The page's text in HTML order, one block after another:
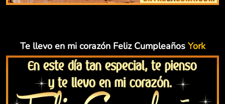
Te llevo en mi corazón Feliz Cumpleaños York